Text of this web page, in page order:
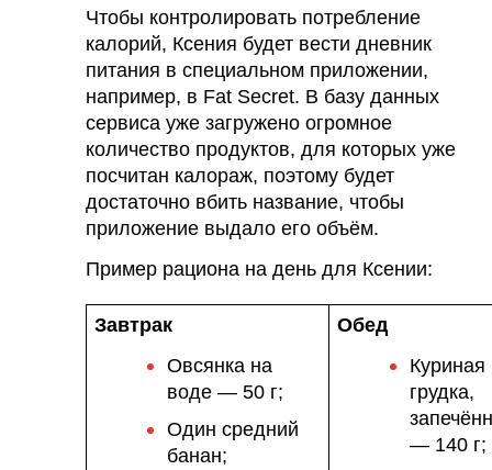
Чтобы контролировать потребление
калорий, Ксения будет вести дневник
питания в специальном приложении,
например, в Fat Secret. В базу данных
сервиса уже загружено огромное
количество продуктов, для которых уже
посчитан калораж, поэтому будет
достаточно вбить название, чтобы
приложение выдало его объём.
Пример рациона на день для Ксении:
Завтрак
Овсянка на
воде — 50 г;
Один средний
банан;
Обед
Куриная
грудка,
— 140 г;